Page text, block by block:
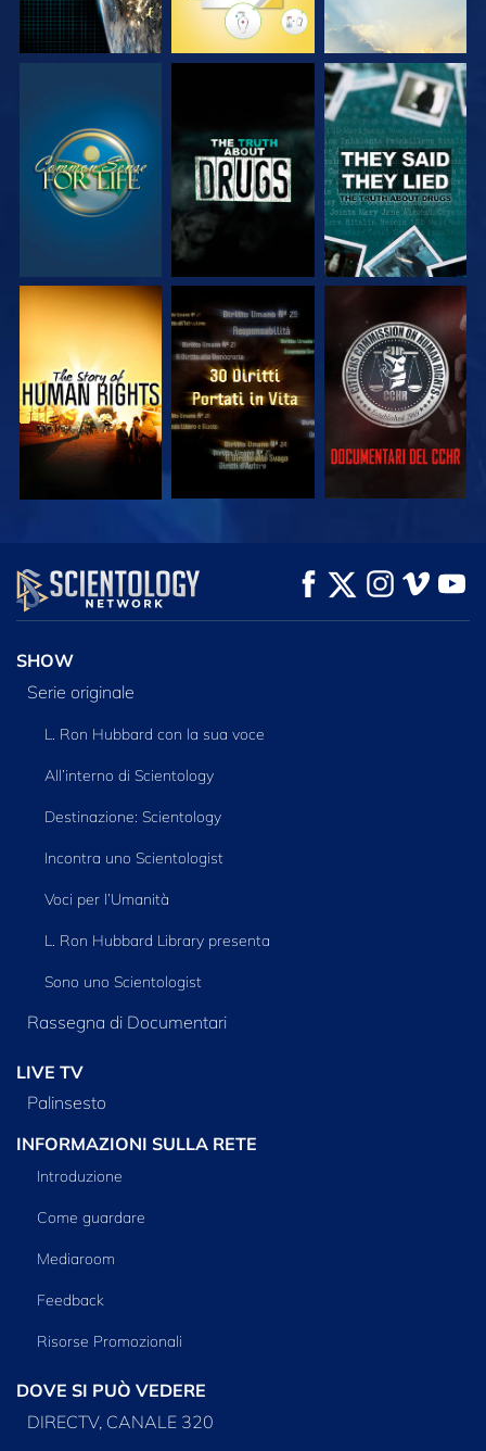
GUARDA GUARDA GUARDA
GUARDA GUARDA GUARDA
GUARDA
ESPLORA LE
SERIE
SHOW
Serie originale
L. Ron Hubbard con la sua voce
All’interno di Scientology
Destinazione: Scientology
Incontra uno Scientologist
Voci per l’Umanità
L. Ron Hubbard Library presenta
Sono uno Scientologist
Rassegna di Documentari
LIVE TV
Palinsesto
INFORMAZIONI SULLA RETE
Introduzione
Come guardare
Mediaroom
Feedback
Risorse Promozionali
DOVE SI PUÒ VEDERE
DIRECTV, CANALE 320